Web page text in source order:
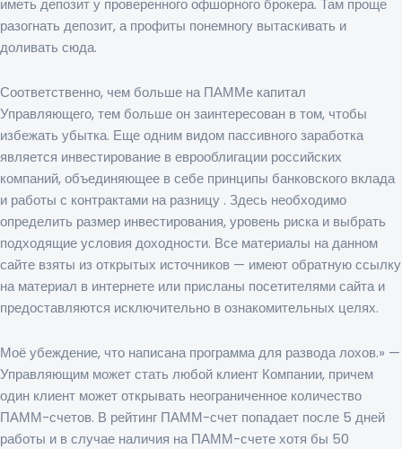
иметь депозит у проверенного офшорного брокера. Там проще
разогнать депозит, а профиты понемногу вытаскивать и
доливать сюда.
Соответственно, чем больше на ПАММе капитал
Управляющего, тем больше он заинтересован в том, чтобы
избежать убытка. Еще одним видом пассивного заработка
является инвестирование в еврооблигации российских
компаний, объединяющее в себе принципы банковского вклада
и работы с контрактами на разницу . Здесь необходимо
определить размер инвестирования, уровень риска и выбрать
подходящие условия доходности. Все материалы на данном
сайте взяты из открытых источников — имеют обратную ссылку
на материал в интернете или присланы посетителями сайта и
предоставляются исключительно в ознакомительных целях.
Моё убеждение, что написана программа для развода лохов.» —
Управляющим может стать любой клиент Компании, причем
один клиент может открывать неограниченное количество
ПАММ-счетов. В рейтинг ПАММ-счет попадает после 5 дней
работы и в случае наличия на ПАММ-счете хотя бы 50